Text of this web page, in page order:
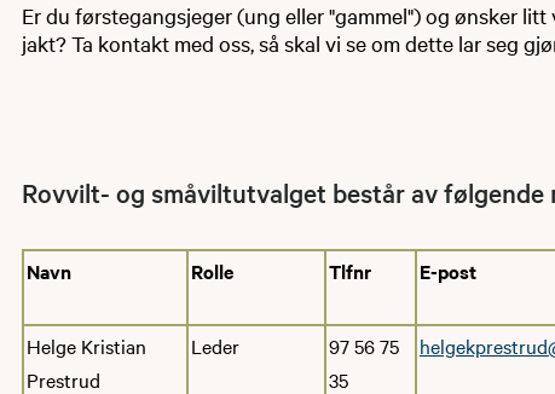
Er du førstegangsjeger (ung eller "gammel") og ønsker
jakt? Ta kontakt med oss, så skal vi se om dette lar seg
Rovvilt- og småviltutvalget består av
Navn Rolle Tlfnr E-post
Helge Kristian
Prestrud
Leder
97 56 75
35